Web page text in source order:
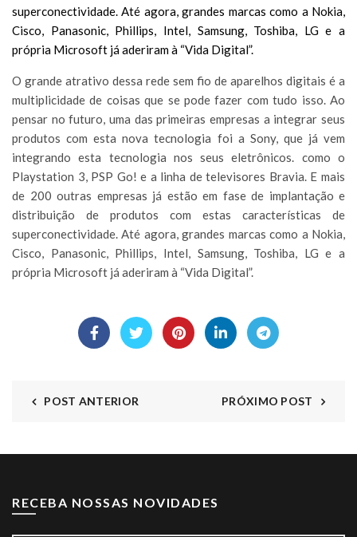
superconectividade. Até agora, grandes marcas como a Nokia,
Cisco, Panasonic, Phillips, Intel, Samsung, Toshiba, LG e a
própria Microsoft já aderiram à “Vida Digital”.
O grande atrativo dessa rede sem fio de aparelhos digitais é a
multiplicidade de coisas que se pode fazer com tudo isso. Ao
pensar no futuro, uma das primeiras empresas a integrar seus
produtos com esta nova tecnologia foi a Sony, que já vem
integrando esta tecnologia nos seus eletrônicos. como o
Playstation 3, PSP Go! e a linha de televisores Bravia. E mais
de 200 outras empresas já estão em fase de implantação e
distribuição de produtos com estas características de
superconectividade. Até agora, grandes marcas como a Nokia,
Cisco, Panasonic, Phillips, Intel, Samsung, Toshiba, LG e a
própria Microsoft já aderiram à “Vida Digital”.
POST ANTERIOR PRÓXIMO POST
RECEBA NOSSAS NOVIDADES